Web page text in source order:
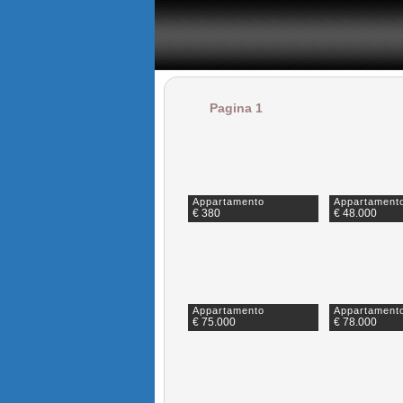
Pagina 1
Appartamento
€ 380 € 48.000
Appartamento
€ 75.000 € 78.000